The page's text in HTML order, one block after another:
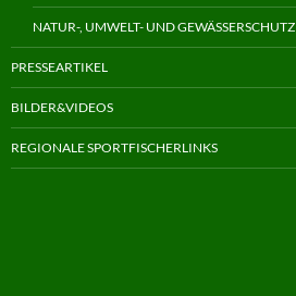
NATUR-, UMWELT- UND GEWÄSSERSCHUTZ
PRESSEARTIKEL
BILDER&VIDEOS
REGIONALE SPORTFISCHERLINKS